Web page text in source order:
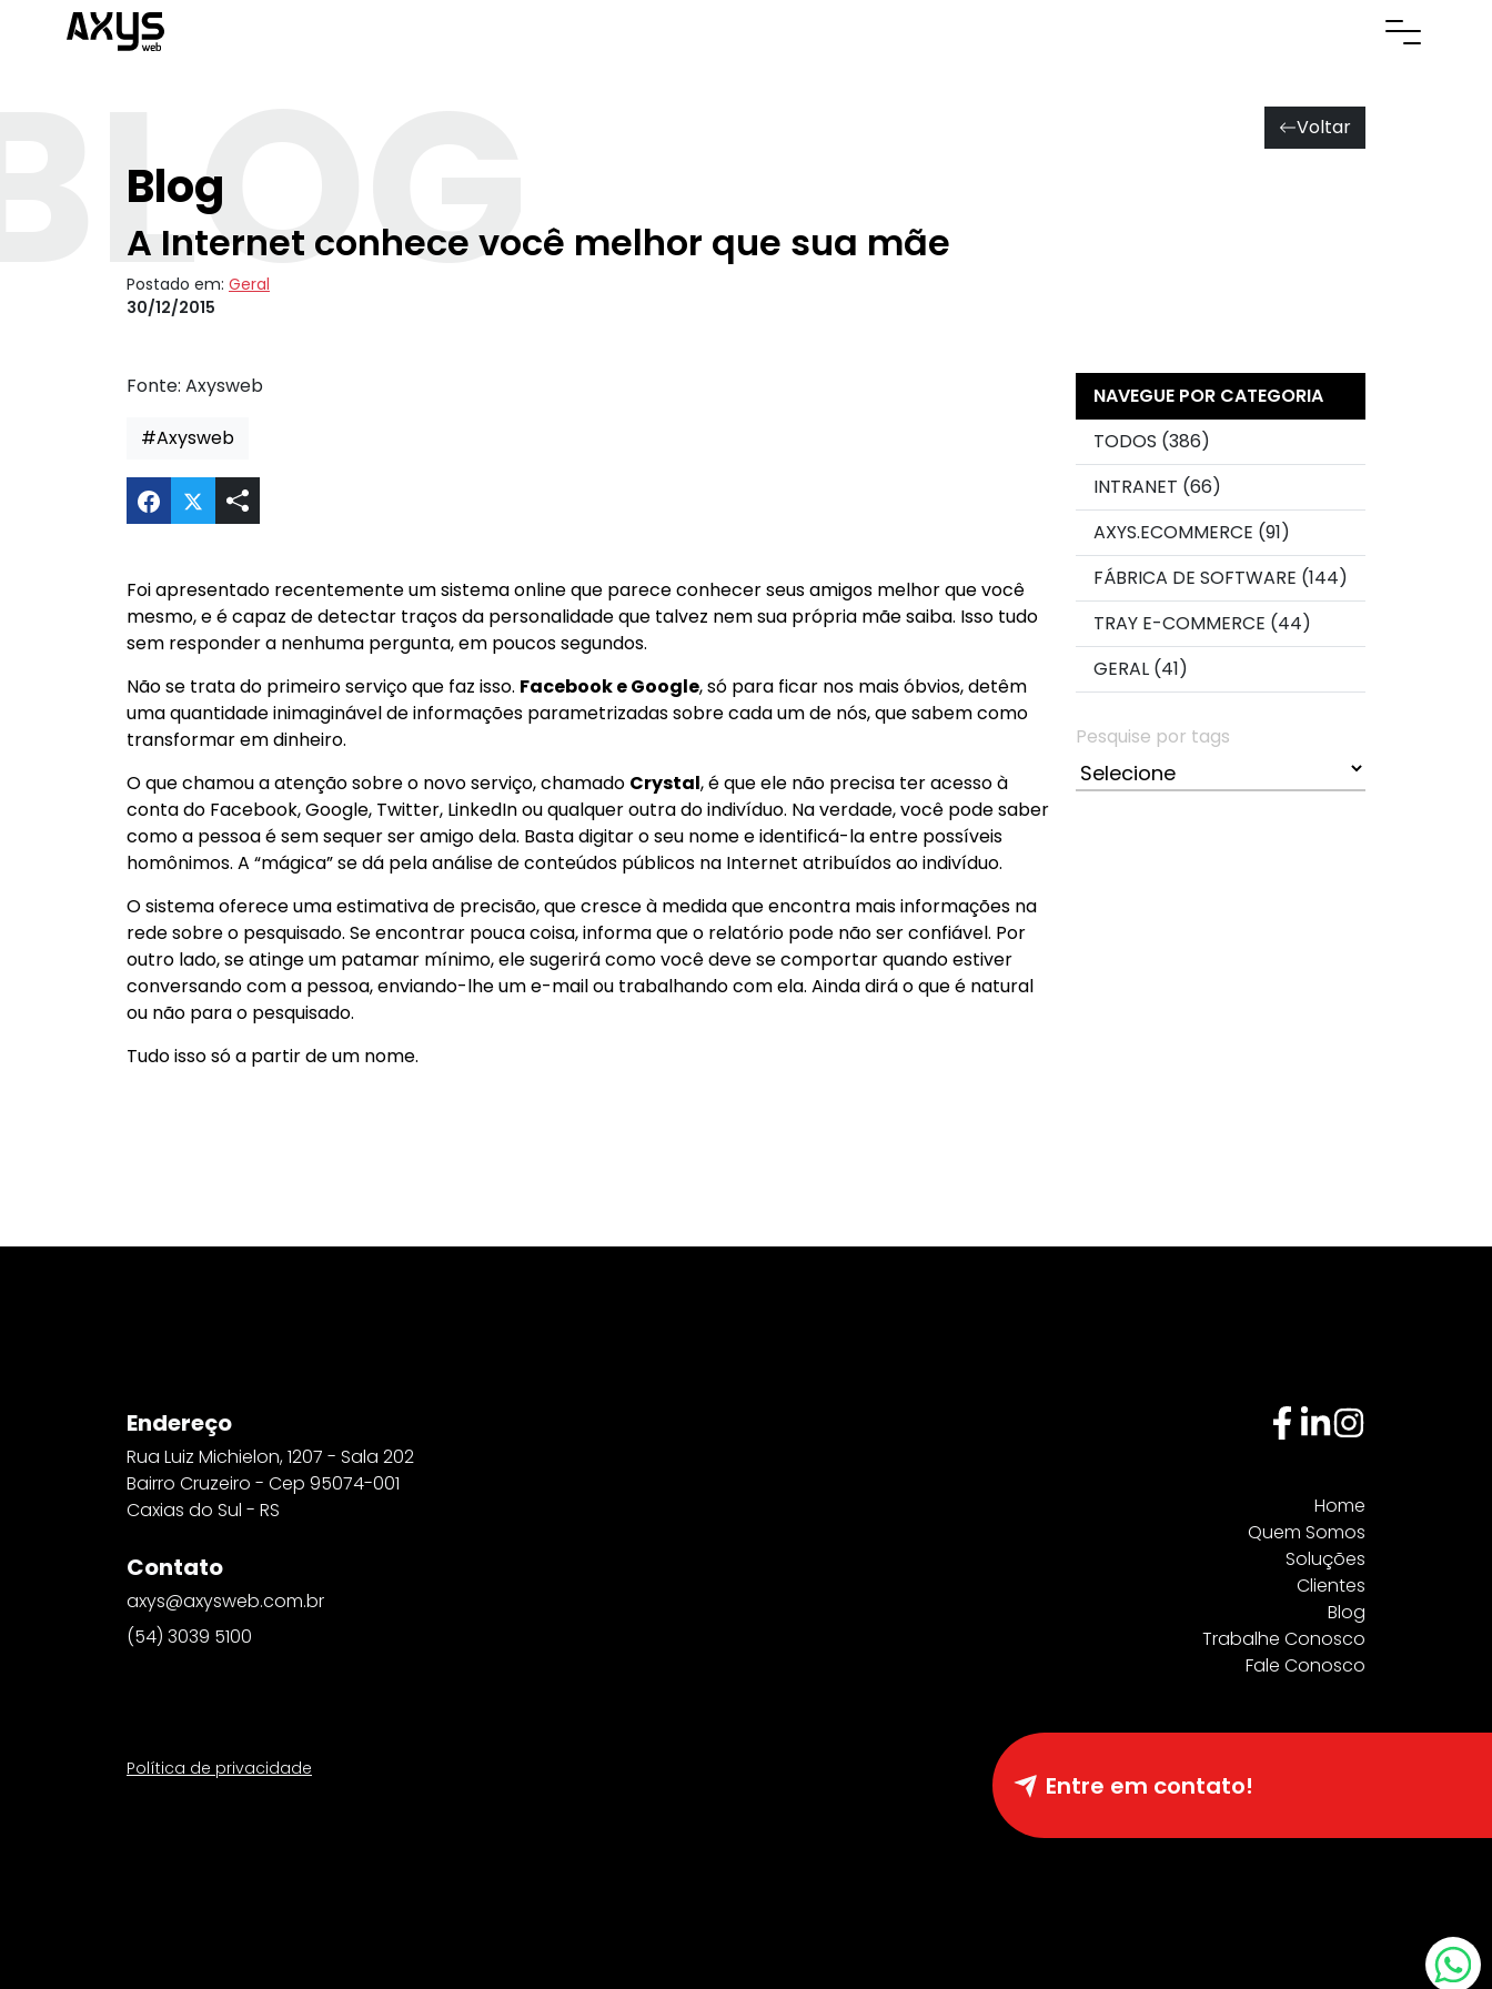
Abrir
Voltar
Blog
A Internet conhece você melhor que sua mãe
Postado em: Geral
30/12/2015
Fonte: Axysweb
#Axysweb
Compartilhar A Internet conhece você melhor que sua mãe no Twitter
Foi apresentado recentemente um sistema online que parece conhecer seus amigos melhor que você
mesmo, e é capaz de detectar traços da personalidade que talvez nem sua própria mãe saiba. Isso tudo
sem responder a nenhuma pergunta, em poucos segundos.
Não se trata do primeiro serviço que faz isso. Facebook e Google, só para ficar nos mais óbvios, detêm
uma quantidade inimaginável de informações parametrizadas sobre cada um de nós, que sabem como
transformar em dinheiro.
O que chamou a atenção sobre o novo serviço, chamado Crystal, é que ele não precisa ter acesso à
conta do Facebook, Google, Twitter, LinkedIn ou qualquer outra do indivíduo. Na verdade, você pode saber
como a pessoa é sem sequer ser amigo dela. Basta digitar o seu nome e identificá-la entre possíveis
homônimos. A “mágica” se dá pela análise de conteúdos públicos na Internet atribuídos ao indivíduo.
O sistema oferece uma estimativa de precisão, que cresce à medida que encontra mais informações na
rede sobre o pesquisado. Se encontrar pouca coisa, informa que o relatório pode não ser confiável. Por
outro lado, se atinge um patamar mínimo, ele sugerirá como você deve se comportar quando estiver
conversando com a pessoa, enviando-lhe um e-mail ou trabalhando com ela. Ainda dirá o que é natural
ou não para o pesquisado.
Tudo isso só a partir de um nome.
NAVEGUE POR CATEGORIA
TODOS (386)
INTRANET (66)
AXYS.ECOMMERCE (91)
FÁBRICA DE SOFTWARE (144)
TRAY E-COMMERCE (44)
GERAL (41)
Pesquise por tags
Endereço
Rua Luiz Michielon, 1207 - Sala 202
Bairro Cruzeiro - Cep 95074-001
Caxias do Sul - RS
Contato
axys@axysweb.com.br
(54) 3039 5100
Política de privacidade
Home
Quem Somos
Soluções
Clientes
Blog
Trabalhe Conosco
Fale Conosco
Entre em contato!